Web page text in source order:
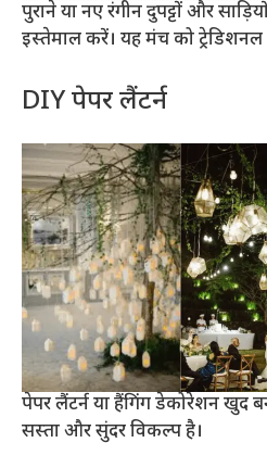
पुराने या नए रंगीन दुपट्टों और
इस्तेमाल करें। यह मंच को
DIY पेपर लैंटर्न
पेपर लैंटर्न या हैंगिंग डेकोरेशन खुद
सस्ता और सुंदर विकल्प है।